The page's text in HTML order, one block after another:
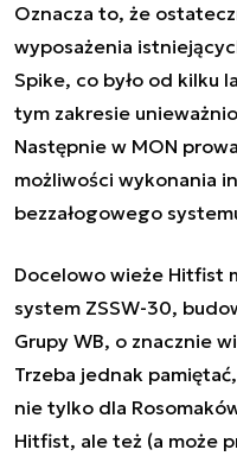
Oznacza to, że
wyposażenia
Spike, co było od kilku
tym zakresie
Następnie w MON
możliwości wykonania
bezzałogowego
Docelowo wieże Hitfist
system ZSSW-30,
Grupy WB, o znacznie
Trzeba jednak
nie tylko dla
Hitfist, ale też (a może